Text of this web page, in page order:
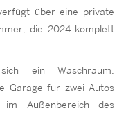
über eine private
die 2024 komplett
ein Waschraum,
Garage für zwei Autos
im Außenbereich des